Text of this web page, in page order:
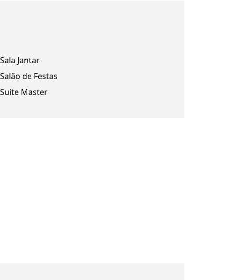
Sala Jantar
Salão de Festas
Suite Master